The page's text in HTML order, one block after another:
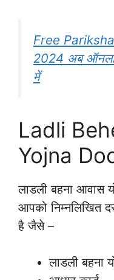
Free
2024 अब
में
Ladli
Yojna
लाडली बहना आवास
आपको निम्नलिखित
है जैसे –
लाडली बहना